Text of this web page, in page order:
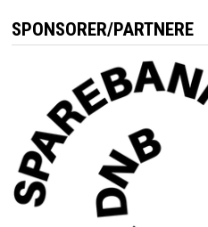
SPONSORER/PARTNERE